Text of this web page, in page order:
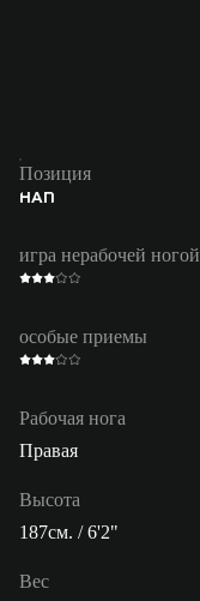
Позиция
НАП
игра нерабочей ногой
особые приемы
Рабочая нога
Правая
Высота
187см. / 6'2"
Вес